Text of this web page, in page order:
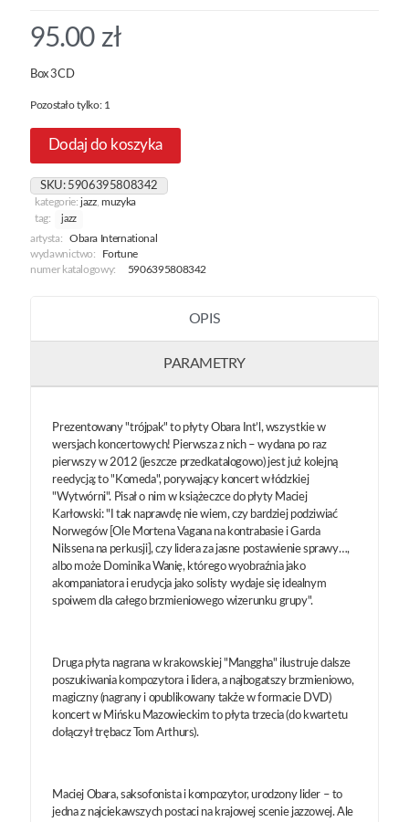
95.00 zł
Box 3CD
Pozostało tylko: 1
Dodaj do koszyka
SKU: 5906395808342
kategorie: jazz,muzyka
tag:
jazz
artysta:
Obara International
wydawnictwo:
Fortune
numer katalogowy:
5906395808342
OPIS
PARAMETRY
Prezentowany "trójpak" to płyty Obara Int’l, wszystkie w
wersjach koncertowych! Pierwsza z nich – wydana po raz
pierwszy w 2012 (jeszcze przedkatalogowo) jest już kolejną
reedycją; to "Komeda", porywający koncert w łódzkiej
"Wytwórni". Pisał o nim w książeczce do płyty Maciej
Karłowski: "I tak naprawdę nie wiem, czy bardziej podziwiać
Norwegów [Ole Mortena Vagana na kontrabasie i Garda
Nilssena na perkusji], czy lidera za jasne postawienie sprawy…,
albo może Dominika Wanię, którego wyobraźnia jako
akompaniatora i erudycja jako solisty wydaje się idealnym
spoiwem dla całego brzmieniowego wizerunku grupy".
Druga płyta nagrana w krakowskiej "Manggha" ilustruje dalsze
poszukiwania kompozytora i lidera, a najbogatszy brzmieniowo,
magiczny (nagrany i opublikowany także w formacie DVD)
koncert w Mińsku Mazowieckim to płyta trzecia (do kwartetu
dołączył trębacz Tom Arthurs).
Maciej Obara, saksofonista i kompozytor, urodzony lider – to
jedna z najciekawszych postaci na krajowej scenie jazzowej. Ale